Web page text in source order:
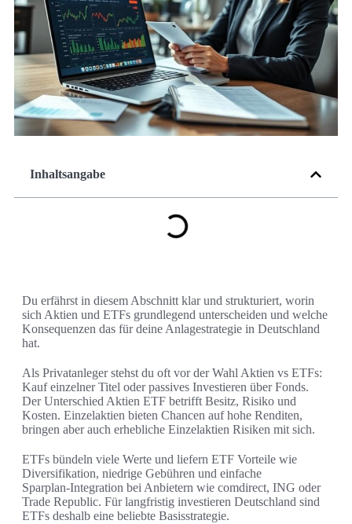
Inhaltsangabe
Du erfährst in diesem Abschnitt klar und strukturiert, worin
sich Aktien und ETFs grundlegend unterscheiden und welche
Konsequenzen das für deine Anlagestrategie in Deutschland
hat.
Als Privatanleger stehst du oft vor der Wahl Aktien vs ETFs:
Kauf einzelner Titel oder passives Investieren über Fonds.
Der Unterschied Aktien ETF betrifft Besitz, Risiko und
Kosten. Einzelaktien bieten Chancen auf hohe Renditen,
bringen aber auch erhebliche Einzelaktien Risiken mit sich.
ETFs bündeln viele Werte und liefern ETF Vorteile wie
Diversifikation, niedrige Gebühren und einfache
Sparplan‑Integration bei Anbietern wie comdirect, ING oder
Trade Republic. Für langfristig investieren Deutschland sind
ETFs deshalb eine beliebte Basisstrategie.